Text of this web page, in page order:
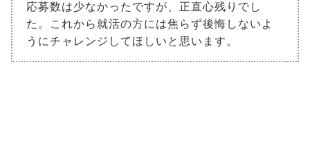
応募数は少なかったですが、正直心残りでし
た。これから就活の方には焦らず後悔しないよ
うにチャレンジしてほしいと思います。